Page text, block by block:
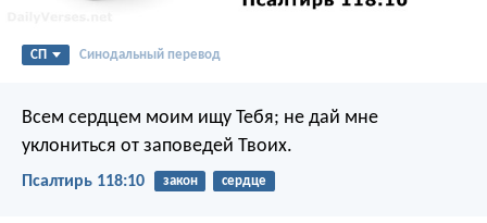
СП Синодальный перевод
Всем сердцем моим ищу Тебя; не дай мне
уклониться от заповедей Твоих.
Псалтирь 118:10 закон сердце